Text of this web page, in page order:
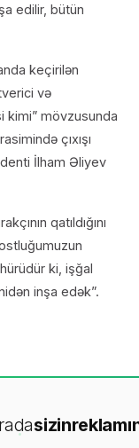
edilir, bütün
keçirilən
və
kimi” mövzusunda
çıxışı
İlham Əliyev
qatıldığını
ki, işğal
inşa edək”.
sizin